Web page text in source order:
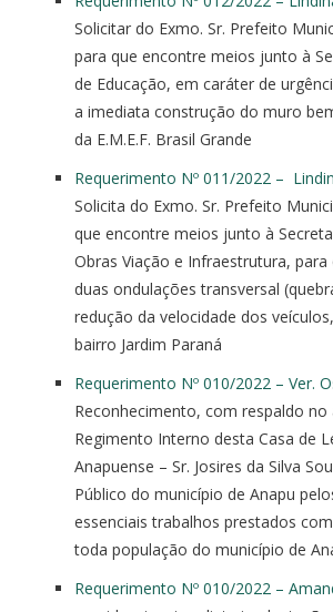
Solicitar do Exmo. Sr. Prefeito
para que encontre meios junto à
de Educação, em caráter de
a imediata construção do muro
da E.M.E.F. Brasil Grande
Requerimento Nº 011/2022 –
Solicita do Exmo. Sr. Prefeito
que encontre meios junto à
Obras Viação e Infraestrutura, para
duas ondulações transversal
redução da velocidade dos
bairro Jardim Paraná
Requerimento Nº 010/2022 – Ver.
Reconhecimento, com respaldo
Regimento Interno desta Casa de
Anapuense – Sr. Josires da Silva
Público do município de Anapu
essenciais trabalhos prestados
toda população do município de
Requerimento Nº 010/2022 –